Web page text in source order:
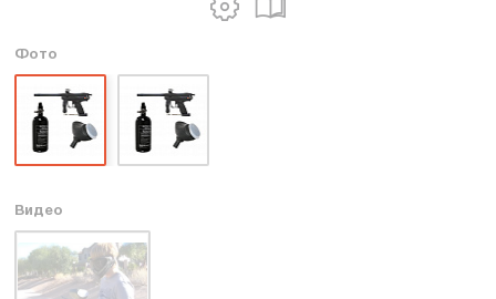
Фото
Видео